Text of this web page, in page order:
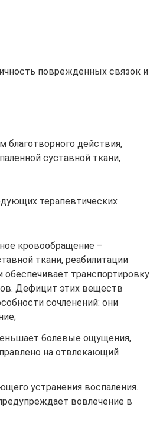
поврежденных связок и
благотворного действия,
суставной ткани,
терапевтических
кровообращение –
ткани, реабилитации
транспортировку
Дефицит этих веществ
сочленений: они
болевые ощущения,
на отвлекающий
устранения воспаления.
вовлечение в